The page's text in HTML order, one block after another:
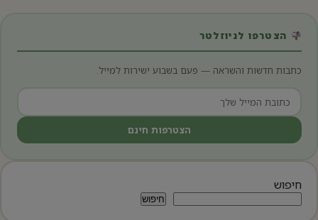
הצטרפו לניוזלטר
כתבות חדשות והשראה — פעם בשבוע ישירות למייל.
הצטרפות חינם
חיפוש
חיפוש